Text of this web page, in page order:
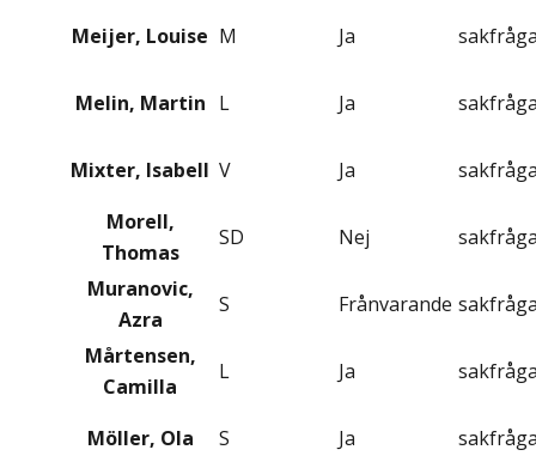
Meijer, Louise M Ja
Melin, Martin L Ja
Mixter, Isabell V Ja
Morell,
Thomas
SD Nej
Muranovic,
Azra
S Frånvarande
Mårtensen,
Camilla
L Ja
Möller, Ola S Ja